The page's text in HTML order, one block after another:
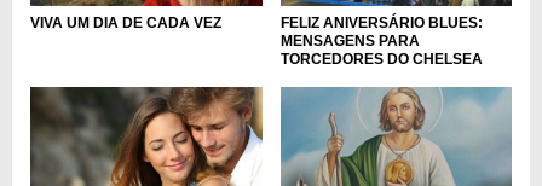
VIVA UM DIA DE CADA VEZ
FELIZ ANIVERSÁRIO BLUES:
MENSAGENS PARA
TORCEDORES DO CHELSEA